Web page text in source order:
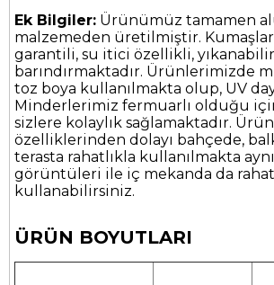
Ek Bilgiler: Ürünümüz tamamen
malzemeden üretilmiştir.
garantili, su itici özellikli,
barındırmaktadır. Ürünlerimizde
toz boya kullanılmakta olup, UV
Minderlerimiz fermuarlı olduğu
sizlere kolaylık sağlamaktadır.
özelliklerinden dolayı bahçede,
terasta rahatlıkla kullanılmakta
görüntüleri ile iç mekanda da
kullanabilirsiniz.
ÜRÜN BOYUTLARI